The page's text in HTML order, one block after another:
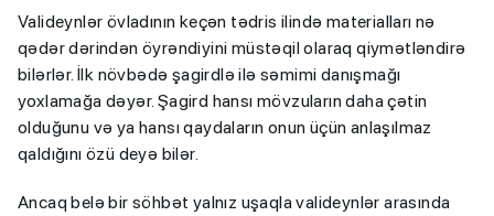
Valideynlər övladının keçən tədris ilində materialları nə
qədər dərindən öyrəndiyini müstəqil olaraq qiymətləndirə
bilərlər. İlk növbədə şagirdlə ilə səmimi danışmağı
yoxlamağa dəyər. Şagird hansı mövzuların daha çətin
olduğunu və ya hansı qaydaların onun üçün anlaşılmaz
qaldığını özü deyə bilər.
Ancaq belə bir söhbət yalnız uşaqla valideynlər arasında